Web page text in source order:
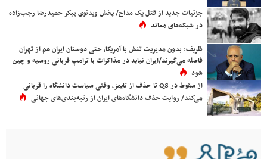
جزئیات جدید از قتل یک مداح/ پخش ویدئوی پیکر حمیدرضا رجب‌زاده
در شبکه‌های معاند
ظریف: بدون مدیریت تنش با آمریکا، حتی دوستان ایران هم از تهران
فاصله می‌گیرند/ایران نباید در مذاکرات با ترامپ قربانی روسیه و چین
شود
از سقوط در QS تا حذف از تایمز، وقتی سیاست دانشگاه را قربانی
می‌کند/ روایت حذف دانشگاه‌های ایران از رتبه‌بندی‌های جهانی